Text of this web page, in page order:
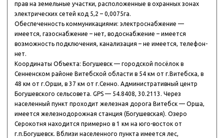
прав на земельные участки, расположенные в охранных зонах
электрических сетей код 5,2 – 0,0075га.
Обеспеченность коммуникациями: электроснабжение —
имеется, газоснабжение – нет, водоснабжение – имеется
возможность подключения, канализация – не имеется, телефон-
нет.
Координаты Объекта: Богушевск — городской посёлок в
Сенненском районе Витебской области в 54 км от г.Витебска, в
48 км от г.Орши, в 37 км от г.Сенно. Административный центр
Богушевского сельсовета. GPS — 54.8408, 30.2113. Через
населенный пункт проходит железная дорога Витебск — Орша,
имеется железнодорожная станция (Богушевская). Озеро
Серокотня находится примерно в 1 км на юго-восток от
г.п.Богушевск. Вблизи населенного пункта имеется лес,